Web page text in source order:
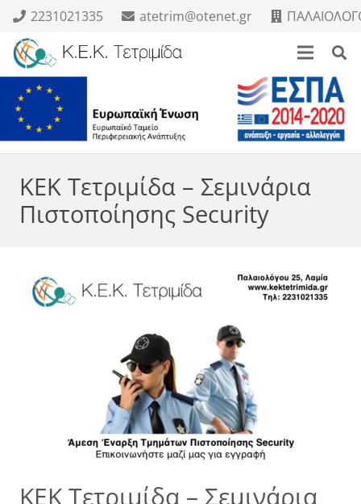
2231021335 atetrim@otenet.gr
ΚΕΚ Τετριμίδα – Σεμινάρια
Πιστοποίησης Security
ΚΕΚ Τετριμίδα – Σεμινάρια